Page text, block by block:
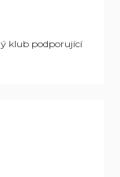
klub podporující